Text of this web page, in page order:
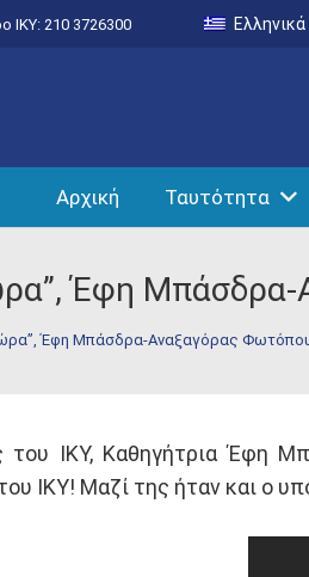
IKY: 210 3726300 Ελληνικά
Αρχική Ταυτότητα
Έφη
Έφη Μπάσδρα-Αναξαγόρας
ΙΚΥ, Καθηγήτρια Έφη
ΙΚΥ! Μαζί της ήταν και ο